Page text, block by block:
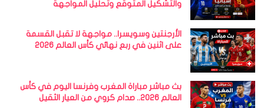
والتشكيل المتوقع وتحليل المواجهة
الأرجنتين وسويسرا.. مواجهة لا تقبل القسمة
على اثنين في ربع نهائي كأس العالم 2026
بث مباشر مباراة المغرب وفرنسا اليوم في كأس
العالم 2026.. صدام كروي من العيار الثقيل